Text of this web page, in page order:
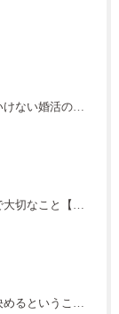
和歌山で婚活を！忘れてはいけない婚活の秘訣【結の会】